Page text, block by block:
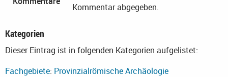
Kommentar abgegeben.
Kategorien
Dieser Eintrag ist in folgenden Kategorien aufgelistet:
Fachgebiete: Provinzialrömische Archäologie